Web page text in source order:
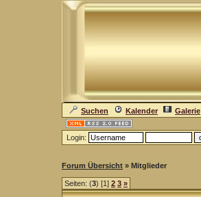
Suchen Kalender Galerie
Login:
Forum Übersicht » Mitglieder
Seiten: (3) [1] 2 3 »